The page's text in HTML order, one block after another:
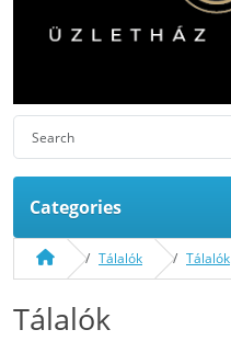
Categories
Tálalók Tálalók
Tálalók